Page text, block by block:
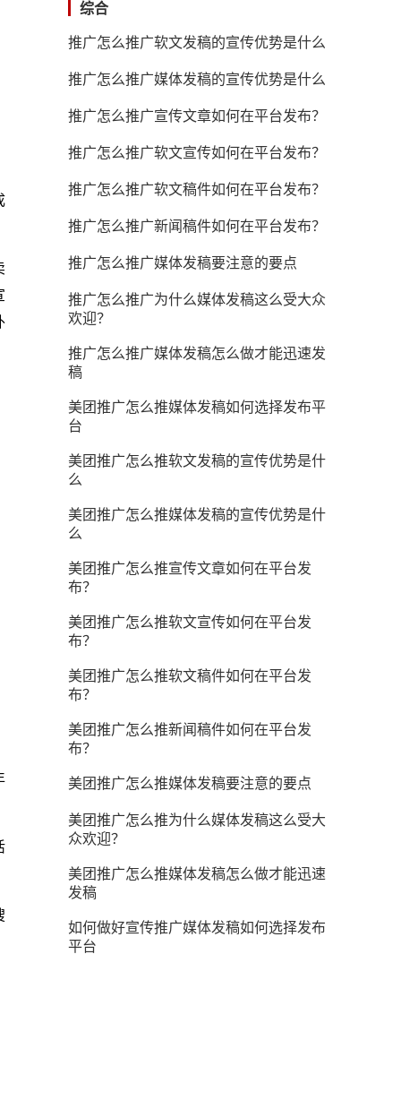
综合
推广怎么推广软文发稿的宣传优势是什么
推广怎么推广媒体发稿的宣传优势是什么
推广怎么推广宣传文章如何在平台发布？
推广怎么推广软文宣传如何在平台发布？
推广怎么推广软文稿件如何在平台发布？
推广怎么推广新闻稿件如何在平台发布？
推广怎么推广媒体发稿要注意的要点
推广怎么推广为什么媒体发稿这么受大众
欢迎？
推广怎么推广媒体发稿怎么做才能迅速发
稿
美团推广怎么推媒体发稿如何选择发布平
台
美团推广怎么推软文发稿的宣传优势是什
么
美团推广怎么推媒体发稿的宣传优势是什
么
美团推广怎么推宣传文章如何在平台发
布？
美团推广怎么推软文宣传如何在平台发
布？
美团推广怎么推软文稿件如何在平台发
布？
美团推广怎么推新闻稿件如何在平台发
布？
美团推广怎么推媒体发稿要注意的要点
美团推广怎么推为什么媒体发稿这么受大
众欢迎？
美团推广怎么推媒体发稿怎么做才能迅速
发稿
如何做好宣传推广媒体发稿如何选择发布
平台